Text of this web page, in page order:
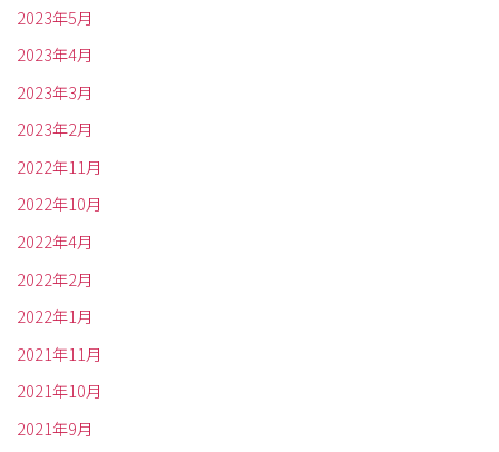
2023年5月
2023年4月
2023年3月
2023年2月
2022年11月
2022年10月
2022年4月
2022年2月
2022年1月
2021年11月
2021年10月
2021年9月